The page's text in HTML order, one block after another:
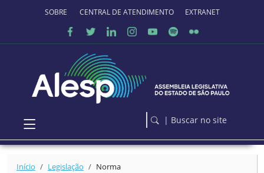
Ir para o conteúdo principal
SOBRE O PORTALCENTRAL DE ATENDIMENTO EXTRANET
| Buscar no site
Início Legislação Norma